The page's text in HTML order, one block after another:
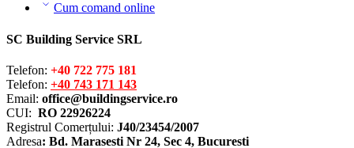
Cum comand online
SC Building Service SRL
Telefon: +40 722 775 181
Telefon: +40 743 171 143
Email: office@buildingservice.ro
CUI: RO 22926224
Registrul Comerțului: J40/23454/2007
Adresa: Bd. Marasesti Nr 24, Sec 4, Bucuresti